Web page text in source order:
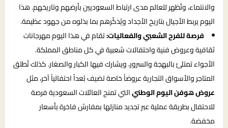
والانتماء، وتُظهر للعالم مدى ارتباط السعوديين بأرضهم وتاريخهم. هذا
اليوم يربط الأجيال بتاريخ الأجداد ويُذكّرهم بما بذلوه من جهود عظيمة.
فرصة للفرح الشعبي والفعاليات:تقام في هذا اليوم مهرجانات
ثقافية وعروض فنية واحتفالات شعبية في كل مناطق المملكة.
الأجواء تمتلئ بالبهجة والسرور، ويشارك فيها الكبار والصغار. كذلك تُطلق
المتاجر والأسواق التجارية عروضاً خاصة تضيف بُعداً احتفالياً آخر، مثل
عروض هوفن اليوم الوطنيالتي تمنح العائلات السعودية فرصة
للاحتفال بطريقة عملية عبر تجديد منازلها بمفارش فاخرة بأسعار
مخفضة.